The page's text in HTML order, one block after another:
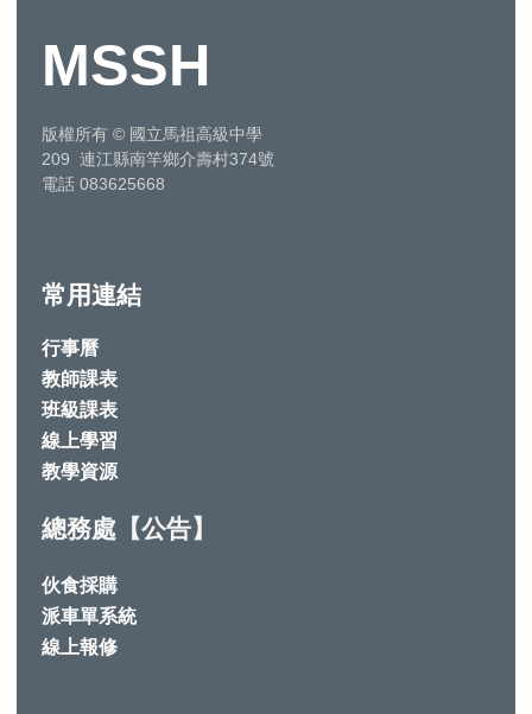
MSSH
版權所有 © 國立馬祖高級中學
209 連江縣南竿鄉介壽村374號
電話 083625668
常用連結
行事曆
教師課表
班級課表
線上學習
教學資源
總務處【公告】
伙食採購
派車單系統
線上報修